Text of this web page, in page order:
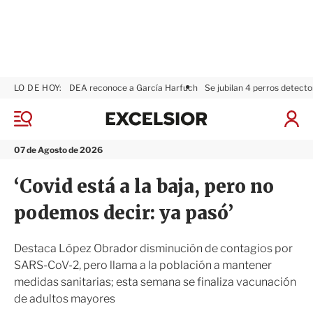
M
n
07 de Agosto de 2026
LO DE HOY: DEA reconoce a García Harfuch Se jubilan 4 perros
I
s
n
x
i
r
‘Covid está a la baja, pero no
podemos decir: ya pasó’
Destaca López Obrador disminución de contagios por
SARS-CoV-2, pero llama a la población a mantener
medidas sanitarias; esta semana se finaliza vacunación
de adultos mayores